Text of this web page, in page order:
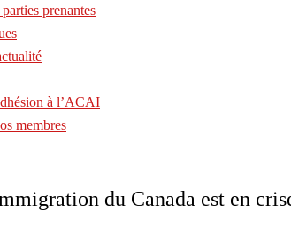
prenantes
à l’ACAI
membres
du Canada est en